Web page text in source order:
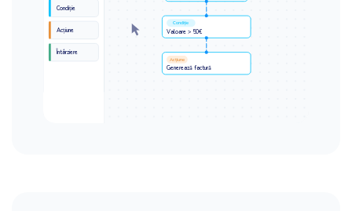
Condiție
Acțiune
Întârziere
Condiție
Valoare > 50€
Acțiune
Generează factură